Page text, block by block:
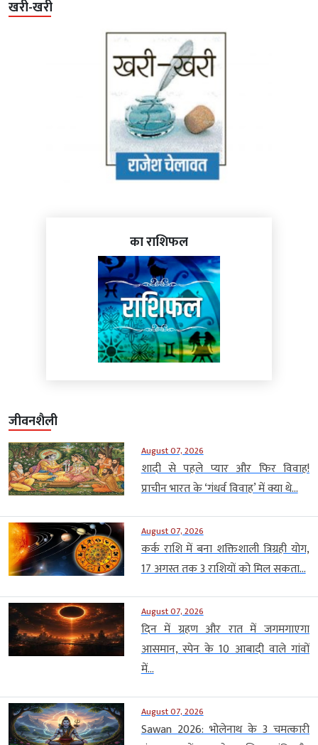
खरी-खरी
का राशिफल
जीवनशैली
August 07, 2026
शादी से पहले प्यार और फिर विवाह!
प्राचीन भारत के ‘गंधर्व विवाह’ में क्या थे...
August 07, 2026
कर्क राशि में बना शक्तिशाली त्रिग्रही योग,
17 अगस्त तक 3 राशियों को मिल सकता...
August 07, 2026
दिन में ग्रहण और रात में जगमगाएगा
आसमान, स्पेन के 10 आबादी वाले गांवों
में...
August 07, 2026
Sawan 2026: भोलेनाथ के 3 चमत्कारी